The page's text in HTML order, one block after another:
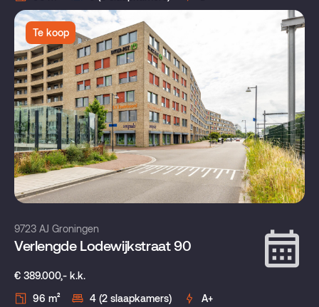
Te koop
9723 AJ Groningen
Verlengde Lodewijkstraat 90
€ 389.000,- k.k.
96 m²
4 (2 slaapkamers) A+